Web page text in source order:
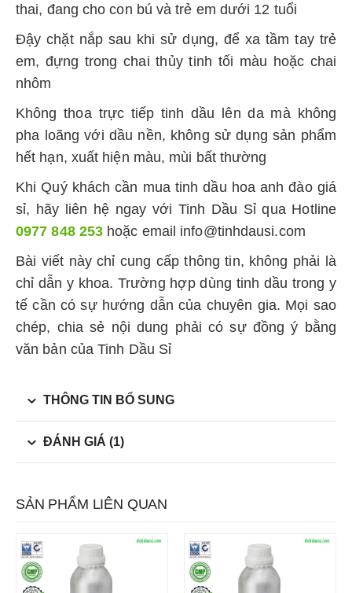
thai, đang cho con bú và trẻ em dưới 12 tuổi
Đậy chặt nắp sau khi sử dụng, để xa tầm tay trẻ
em, đựng trong chai thủy tinh tối màu hoặc chai
nhôm
Không thoa trực tiếp tinh dầu lên da mà không
pha loãng với dầu nền, không sử dụng sản phẩm
hết hạn, xuất hiện màu, mùi bất thường
Khi Quý khách cần mua tinh dầu hoa anh đào giá
sỉ, hãy liên hệ ngay với Tinh Dầu Sỉ qua Hotline
0977 848 253 hoặc email info@tinhdausi.com
Bài viết này chỉ cung cấp thông tin, không phải là
chỉ dẫn y khoa. Trường hợp dùng tinh dầu trong y
tế cần có sự hướng dẫn của chuyên gia. Mọi sao
chép, chia sẻ nội dung phải có sự đồng ý bằng
văn bản của Tinh Dầu Sỉ
THÔNG TIN BỔ SUNG
ĐÁNH GIÁ (1)
SẢN PHẨM LIÊN QUAN
HOT